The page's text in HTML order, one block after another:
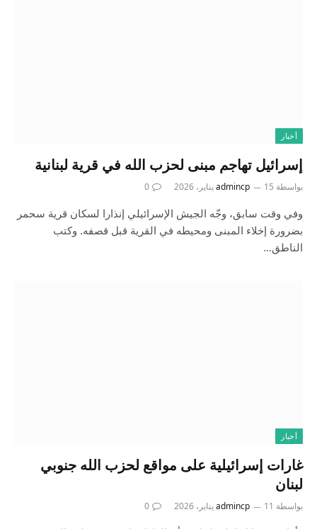
أخبار
إسرائيل تهاجم مبنى لحزب الله في قرية لبنانية
بواسطة admincp 15 يناير، 2026 0
وفي وقت سابق، وجّه الجيش الإسرائيلي إنذارا لسكان قرية سحمر
بضرورة إخلاء المبنى ومحيطه في القرية قبل قصفه. وكتب
الناطق…
أخبار
غارات إسرائيلية على مواقع لحزب الله جنوبي
لبنان
بواسطة admincp 11 يناير، 2026 0